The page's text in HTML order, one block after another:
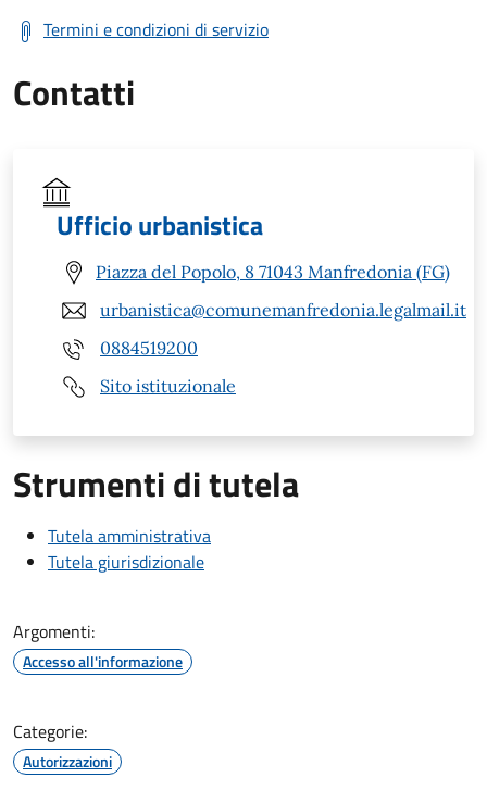
Termini e condizioni di servizio
Contatti
Ufficio urbanistica
Piazza del Popolo, 8 71043 Manfredonia (FG)
urbanistica@comunemanfredonia.legalmail.it
0884519200
Sito istituzionale
Strumenti di tutela
Tutela amministrativa
Tutela giurisdizionale
Argomenti:
Accesso all'informazione
Categorie:
Autorizzazioni